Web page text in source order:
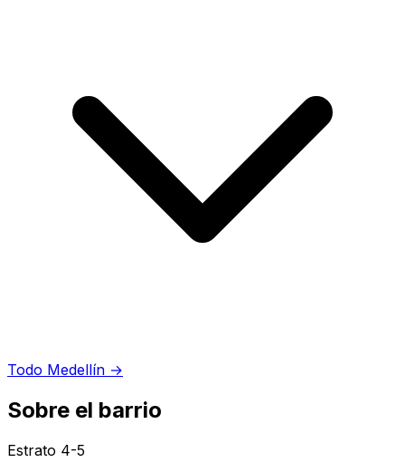
Todo Medellín →
Sobre el barrio
Estrato 4-5